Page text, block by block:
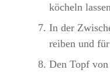
köcheln
In der
reiben und
Den Topf